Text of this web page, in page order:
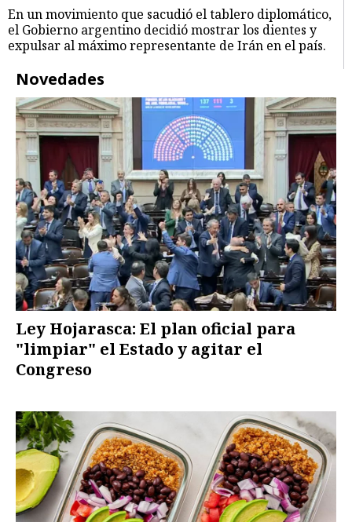
En un movimiento que sacudió el tablero diplomático,
el Gobierno argentino decidió mostrar los dientes y
expulsar al máximo representante de Irán en el país.
Novedades
Ley Hojarasca: El plan oficial para
"limpiar" el Estado y agitar el
Congreso